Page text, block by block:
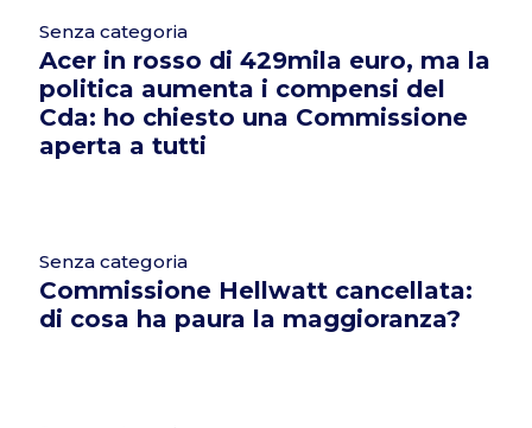
Senza categoria
Acer in rosso di 429mila euro, ma la
politica aumenta i compensi del
Cda: ho chiesto una Commissione
aperta a tutti
Senza categoria
Commissione Hellwatt cancellata:
di cosa ha paura la maggioranza?